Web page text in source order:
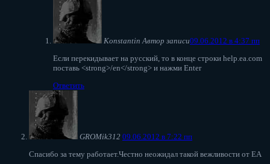
Konstantin Автор записи09.06.2012 в 4:37 пп
Если перекидывает на русский, то в конце строки help.ea.com
поставь <strong>/en</strong> и нажми Enter
Ответить
GROMik312 09.06.2012 в 7:22 пп
Спасибо за тему работает.Честно неожидал такой вежливости от ЕА